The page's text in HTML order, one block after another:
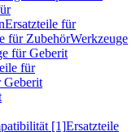
Ersatzteile für
für ZubehörWerkzeuge
für Geberit
für
Geberit
[1]Ersatzteile